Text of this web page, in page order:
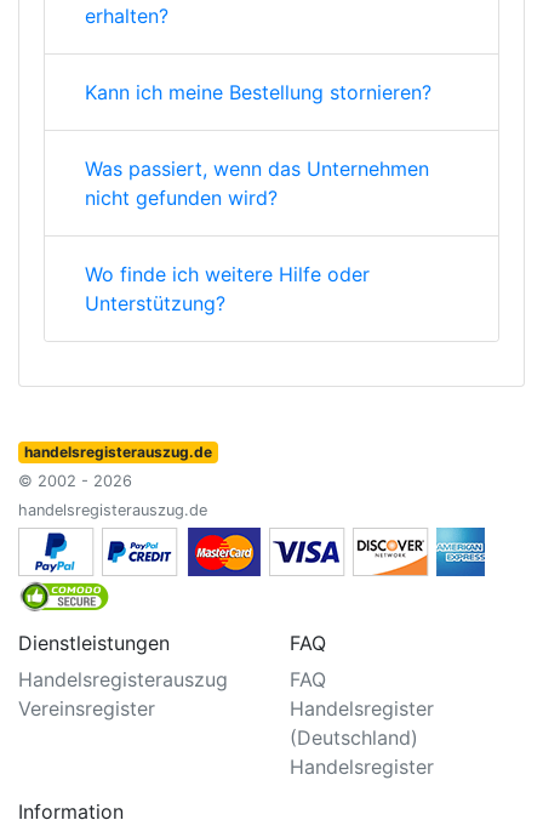
erhalten?
Kann ich meine Bestellung stornieren?
Was passiert, wenn das Unternehmen
nicht gefunden wird?
Wo finde ich weitere Hilfe oder
Unterstützung?
handelsregisterauszug.de
© 2002 - 2026
handelsregisterauszug.de
Dienstleistungen
Handelsregisterauszug
Vereinsregister
FAQ
FAQ
Handelsregister
(Deutschland)
Handelsregister
Information